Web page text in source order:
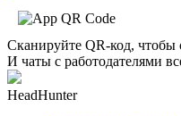
Сканируйте QR-код, чтобы
И чаты с работодателями
HeadHunter